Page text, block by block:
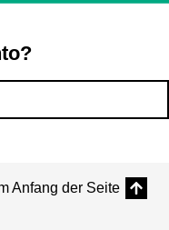
Anfang der Seite